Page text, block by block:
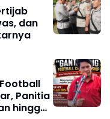
dan
Panitia
hingga